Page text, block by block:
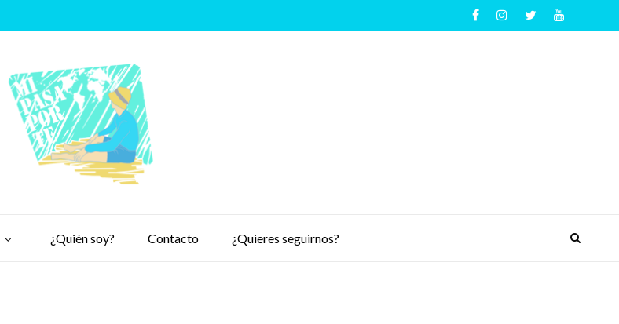
¿Quién soy? Contacto ¿Quieres seguirnos?